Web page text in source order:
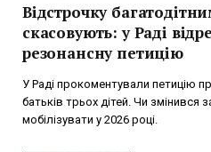
Відстрочку
скасовують: у Раді
резонансну петицію
У Раді прокоментували петицію
батьків трьох дітей. Чи змінився
мобілізувати у 2026 році.